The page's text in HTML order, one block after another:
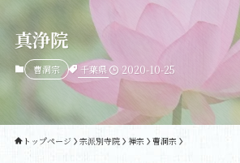
真浄院
曹洞宗 千葉県 2020-10-25
トップページ 宗派別寺院 禅宗 曹洞宗